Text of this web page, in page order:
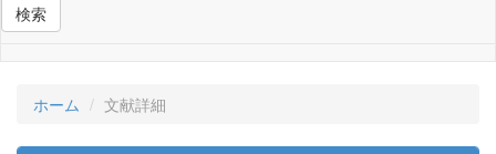
検索
ホーム 文献詳細